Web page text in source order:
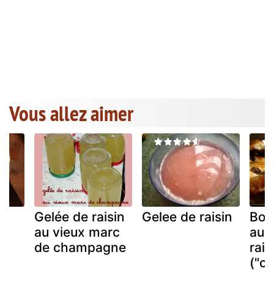
Vous allez aimer
Gelée de raisin
au vieux marc
de champagne
Gelee de raisin
au